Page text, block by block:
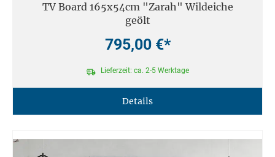
TV Board 165x54cm "Zarah" Wildeiche
geölt
795,00 €*
Lieferzeit: ca. 2-5 Werktage
Details